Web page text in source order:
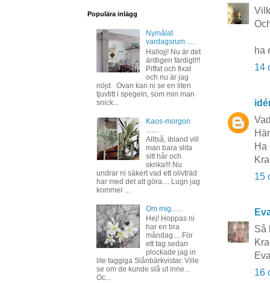
ha
14
Ha
15
Så
16
Populära inlägg
Nymålat
vardagsrum .....
Hallojj! Nu är det
äntligen färdigt!!!
Piffat och fixat
och nu är jag
nöjd. Ovan kan ni se en liten
tjuvtitt i spegeln, som min man
snick...
Kaos-morgon
Alltså, ibland vill
man bara slita
sitt hår och
skrika!!! Nu
undrar ni säkert vad ett olivträd
har med det att göra.... Lugn jag
kommer ...
Om mig......
Hej! Hoppas ni
har en bra
måndag.... För
ett tag sedan
plockade jag in
lite taggiga Slånbärkvistar. Ville
se om de kunde slå ut inne...
Oc...